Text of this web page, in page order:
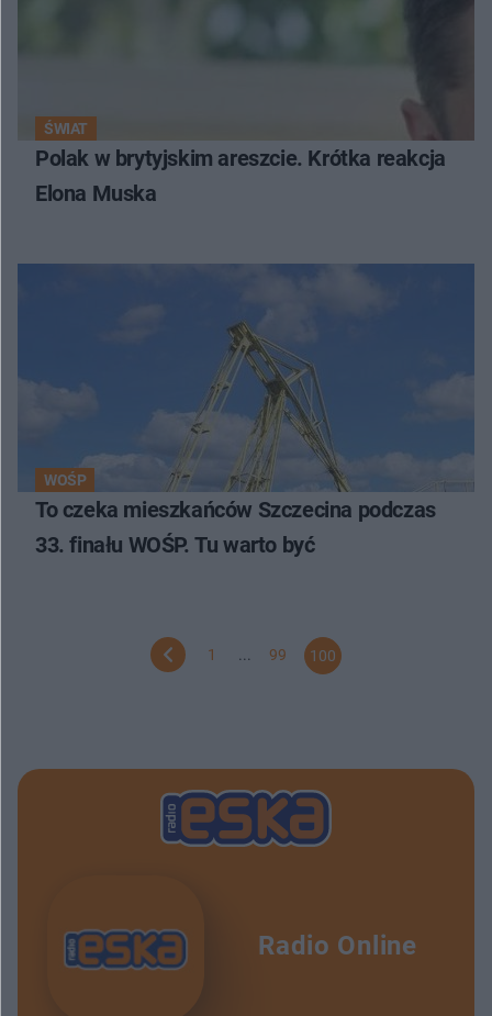
ŚWIAT
Polak w brytyjskim areszcie. Krótka reakcja
Elona Muska
WOŚP
To czeka mieszkańców Szczecina podczas
33. finału WOŚP. Tu warto być
1 99 100
Radio Online